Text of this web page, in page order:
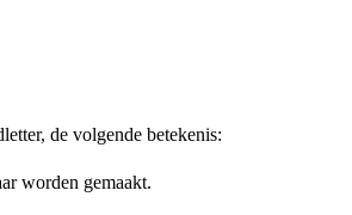
de volgende betekenis:
worden gemaakt.